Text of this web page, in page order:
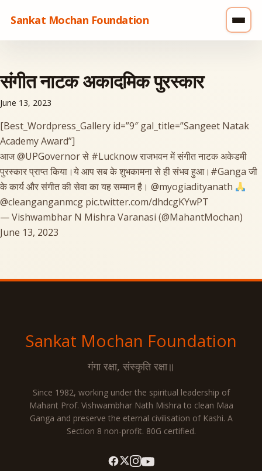
Sankat Mochan Foundation
संगीत नाटक अकादमिक पुरस्कार
June 13, 2023
[Best_Wordpress_Gallery id=”9″ gal_title=”Sangeet Natak
Academy Award”]
आज@UPGovernorसे #Lucknowराजभवन में संगीत नाटक अकेडमी
पुरस्कार प्राप्त किया।ये आप सब के शुभकामना से ही संभव हुआ। #Gangaजी
के कार्य और संगीत की सेवा का यह सम्मान है। @myogiadityanath
@cleanganganmcg pic.twitter.com/dhdcgKYwPT
— Vishwambhar N Mishra Varanasi (@MahantMochan)
June 13, 2023
Sankat Mochan Foundation
गंगा रक्षा, संस्कृति रक्षा॥
Since 1982, working under the spiritual leadership of
Mahant Prof. Vishwambhar Nath Mishra to clean Maa
Ganga and preserve the eternal civilisation of Kashi. A
Section 8 non-profit. 80G certified.